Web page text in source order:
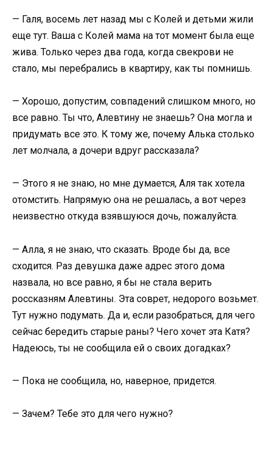
— Галя, восемь лет назад мы с Колей и детьми жили
еще тут. Ваша с Колей мама на тот момент была еще
жива. Только через два года, когда свекрови не
стало, мы перебрались в квартиру, как ты помнишь.
— Хорошо, допустим, совпадений слишком много, но
все равно. Ты что, Алевтину не знаешь? Она могла и
придумать все это. К тому же, почему Алька столько
лет молчала, а дочери вдруг рассказала?
— Этого я не знаю, но мне думается, Аля так хотела
отомстить. Напрямую она не решалась, а вот через
неизвестно откуда взявшуюся дочь, пожалуйста.
— Алла, я не знаю, что сказать. Вроде бы да, все
сходится. Раз девушка даже адрес этого дома
назвала, но все равно, я бы не стала верить
россказням Алевтины. Эта соврет, недорого возьмет.
Тут нужно подумать. Да и, если разобраться, для чего
сейчас бередить старые раны? Чего хочет эта Катя?
Надеюсь, ты не сообщила ей о своих догадках?
— Пока не сообщила, но, наверное, придется.
— Зачем? Тебе это для чего нужно?